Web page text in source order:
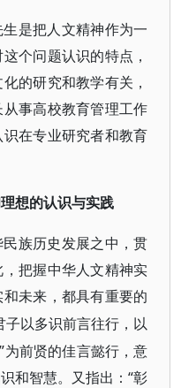
是把人文精神作为一
个问题认识的特点，
的研究和教学有关，
事高校教育管理工作
在专业研究者和教育
想的认识与实践
族历史发展之中，贯
把握中华人文精神实
未来，都具有重要的
子以多识前言往行，以
为前贤的佳言懿行，意
和智慧。又指出：“彰